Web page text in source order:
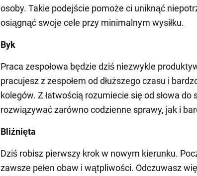
osoby. Takie podejście pomoże ci uniknąć
osiągnąć swoje cele przy minimalnym wysiłku.
Byk
Praca zespołowa będzie dziś niezwykle
pracujesz z zespołem od dłuższego czasu i
kolegów. Z łatwością rozumiecie się od słowa do
rozwiązywać zarówno codzienne sprawy, jak i
Bliźnięta
Dziś robisz pierwszy krok w nowym kierunku.
zawsze pełen obaw i wątpliwości. Odczuwasz